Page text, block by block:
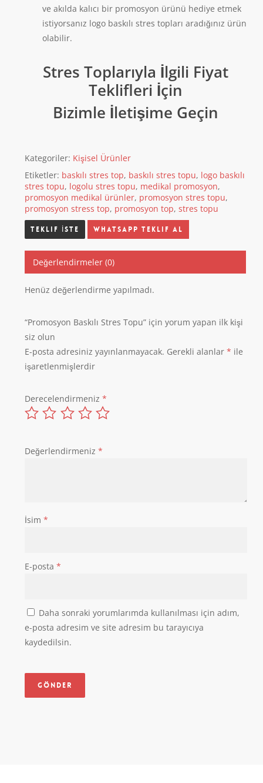
ve akılda kalıcı bir promosyon ürünü hediye etmek
istiyorsanız logo baskılı stres topları aradığınız ürün
olabilir.
Stres Toplarıyla İlgili Fiyat
Teklifleri İçin
Bizimle İletişime Geçin
Kategoriler: Kişisel Ürünler
Etiketler: baskılı stres top, baskılı stres topu, logo baskılı
stres topu, logolu stres topu, medikal promosyon,
promosyon medikal ürünler, promosyon stres topu,
promosyon stress top, promosyon top, stres topu
Whatsapp Teklif Al
Değerlendirmeler (0)
Henüz değerlendirme yapılmadı.
“Promosyon Baskılı Stres Topu” için yorum yapan ilk kişi
siz olun
E-posta adresiniz yayınlanmayacak. Gerekli alanlar * ile
işaretlenmişlerdir
Derecelendirmeniz *
Değerlendirmeniz *
İsim *
E-posta *
Daha sonraki yorumlarımda kullanılması için adım,
e-posta adresim ve site adresim bu tarayıcıya
kaydedilsin.